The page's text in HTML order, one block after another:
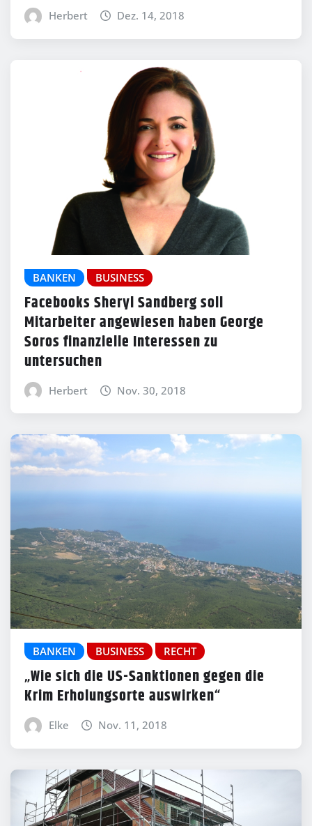
Herbert Dez. 14, 2018
BANKEN BUSINESS
Facebooks Sheryl Sandberg soll
Mitarbeiter angewiesen haben George
Soros finanzielle Interessen zu
untersuchen
Herbert Nov. 30, 2018
BANKEN BUSINESS RECHT
„Wie sich die US-Sanktionen gegen die
Krim Erholungsorte auswirken“
Elke Nov. 11, 2018